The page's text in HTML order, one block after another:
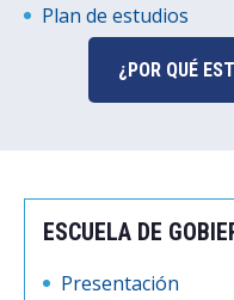
Plan de estudios
¿POR QUÉ
ESCUELA DE
Presentación